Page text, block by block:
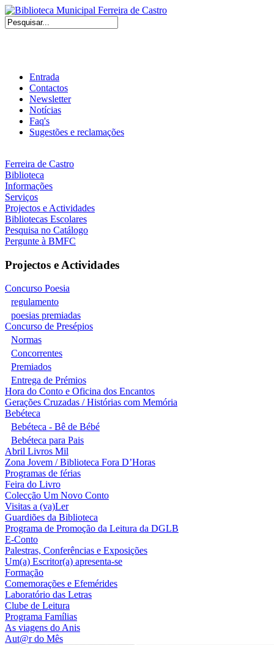
Entrada
Contactos
Newsletter
Notícias
Faq's
Sugestões e reclamações
Ferreira de Castro
Biblioteca
Informações
Serviços
Projectos e Actividades
Bibliotecas Escolares
Pesquisa no Catálogo
Pergunte à BMFC
Projectos e Actividades
Concurso Poesia
regulamento
poesias premiadas
Concurso de Presépios
Normas
Concorrentes
Premiados
Entrega de Prémios
Hora do Conto e Oficina dos Encantos
Gerações Cruzadas / Histórias com Memória
Bebéteca
Bebéteca - Bê de Bébé
Bebéteca para Pais
Abril Livros Mil
Zona Jovem / Biblioteca Fora D’Horas
Programas de férias
Feira do Livro
Colecção Um Novo Conto
Visitas a (va)Ler
Guardiões da Biblioteca
Programa de Promoção da Leitura da DGLB
E-Conto
Palestras, Conferências e Exposições
Um(a) Escritor(a) apresenta-se
Formação
Comemorações e Efemérides
Laboratório das Letras
Clube de Leitura
Programa Famílias
As viagens do Anis
Aut@r do Mês